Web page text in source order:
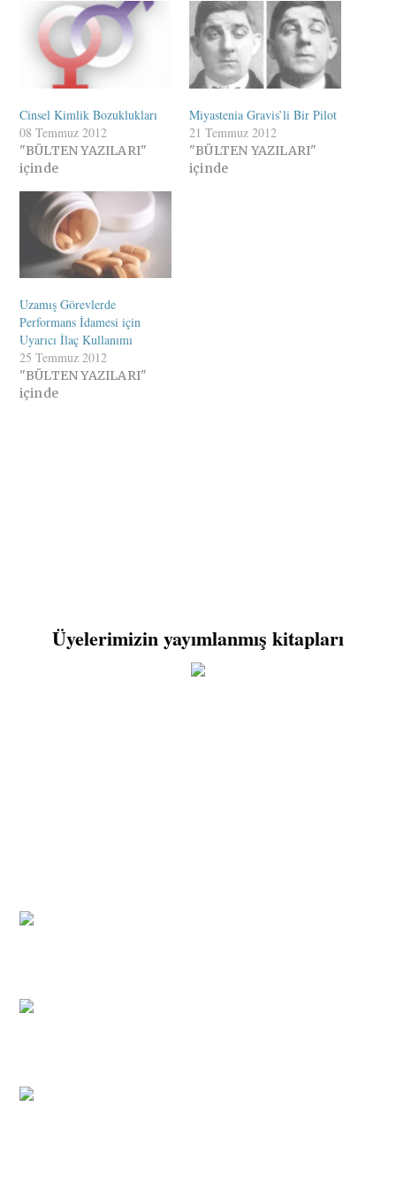
Cinsel Kimlik Bozuklukları
08 Temmuz 2012
"BÜLTEN YAZILARI"
içinde
Miyastenia Gravis’li Bir Pilot
21 Temmuz 2012
"BÜLTEN YAZILARI"
içinde
Uzamış Görevlerde
Performans İdamesi için
Uyarıcı İlaç Kullanımı
25 Temmuz 2012
"BÜLTEN YAZILARI"
içinde
Üyelerimizin yayımlanmış kitapları